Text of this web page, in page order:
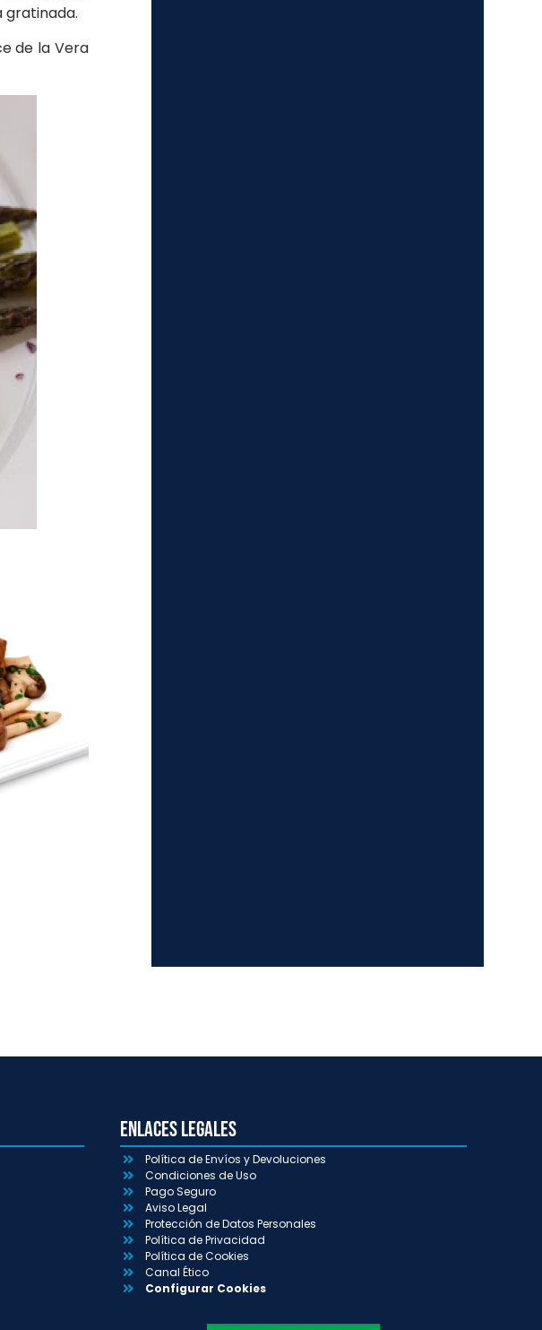
gratinada.
de la Vera
Enlaces Legales
Política de Envíos y Devoluciones
Condiciones de Uso
Pago Seguro
Aviso Legal
Protección de Datos Personales
Política de Privacidad
Política de Cookies
Canal Ético
Configurar Cookies